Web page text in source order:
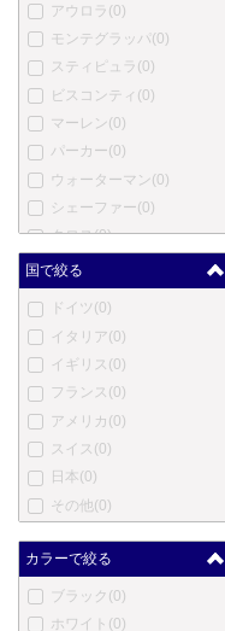
アウロラ (0)
モンテグラッパ(0)
スティピュラ (0)
ビスコンティ (0)
マーレン (0)
パーカー(0)
ウォーターマン (0)
シェーファー(0)
クロス(0)
モンテベルデ
ヤード・オ・レッド(0)
カルティエ (0)
コンウェイ・スチュワート
(0)
ダンヒル
エバーシャープ
セーラー(0)
パイロット
プラチナ (0)
カトウセイサクショ
国で絞る
ドイツ (0)
イタリア(0)
イギリス (0)
フランス (0)
アメリカ (0)
スイス (0)
日本(0)
その他(0)
カラーで絞る
ブラック (0)
ホワイト (0)